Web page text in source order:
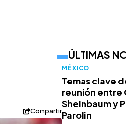
Compartir
ÚLTIMAS
MÉXICO
Temas clave
reunión entre
Sheinbaum y
Parolin